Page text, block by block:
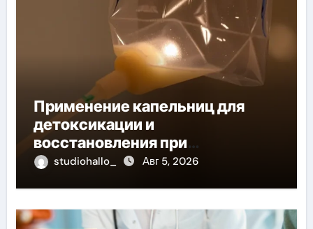
Применение капельниц для
детоксикации и
восстановления при
похмельном синдроме
studiohallo_ Авг 5, 2026